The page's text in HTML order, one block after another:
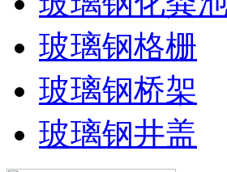
玻璃钢格栅
玻璃钢桥架
玻璃钢井盖